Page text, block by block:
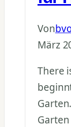
Von
März
There